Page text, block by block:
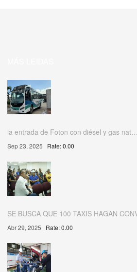
la entrada de Foton con diésel y gas nat…
Sep 23, 2025 Rate: 0.00
SE BUSCA QUE 100 TAXIS HAGAN
Abr 29, 2025 Rate: 0.00